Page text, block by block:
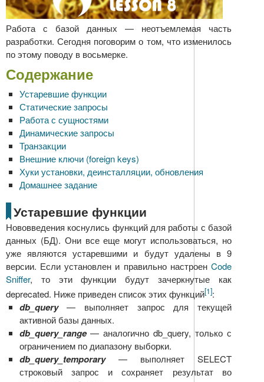
Работа с базой данных — неотъемлемая часть
разработки. Сегодня поговорим о том, что изменилось
по этому поводу в восьмерке.
Содержание
Устаревшие функции
Статические запросы
Работа с сущностями
Динамические запросы
Транзакции
Внешние ключи (foreign keys)
Хуки установки, деинсталляции, обновления
Домашнее задание
Устаревшие функции
Нововведения коснулись функций для работы с базой
данных (БД). Они все еще могут использоваться, но
уже являются устаревшими и будут удалены в 9
версии. Если установлен и правильно настроен Code
Sniffer, то эти функции будут зачеркнутые как
deprecated. Ниже приведен список этих функций[1]:
db_query— выполняет запрос для текущей
активной базы данных.
db_query_range— аналогично db_query, только с
ограничением по диапазону выборки.
db_query_temporary— выполняет SELECT
строковый запрос и сохраняет результат во